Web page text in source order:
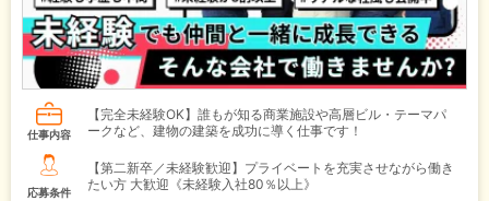
仕事内容
【完全未経験OK】誰もが知る商業施設や高層ビル・テーマパ
ークなど、建物の建築を成功に導く仕事です！
応募条件
【第二新卒／未経験歓迎】プライベートを充実させながら働き
たい方 大歓迎《未経験入社80％以上》